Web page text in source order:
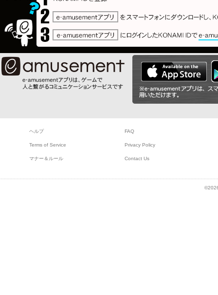
ヘルプ FAQ
Terms of Service Privacy Policy
マナー＆ルール Contact Us